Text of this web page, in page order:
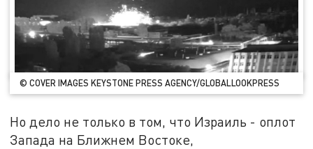
© COVER IMAGES KEYSTONE PRESS AGENCY/GLOBALLOOKPRESS
Но дело не только в том, что Израиль - оплот
Запада на Ближнем Востоке,